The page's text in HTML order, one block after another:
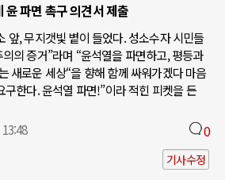
파면 촉구 의견서 제출
앞, 무지갯빛 볕이 들었다. 성소수자 시민들
의 증거”라며 “윤석열을 파면하고, 평등과
새로운 세상“을 향해 함께 싸워가겠다 마음
구한다. 윤석열 파면!”이라 적힌 피켓을 든
0
기사수정